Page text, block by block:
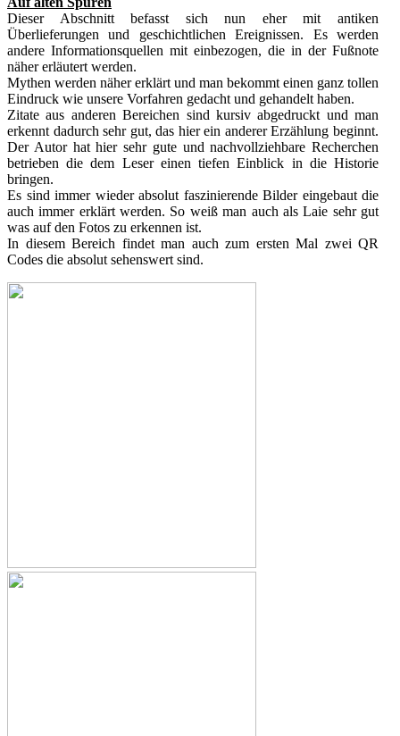
Dieser Abschnitt befasst sich nun eher mit antiken
Überlieferungen und geschichtlichen Ereignissen. Es werden
andere Informationsquellen mit einbezogen, die in der Fußnote
näher erläutert werden.
Mythen werden näher erklärt und man bekommt einen ganz tollen
Eindruck wie unsere Vorfahren gedacht und gehandelt haben.
Zitate aus anderen Bereichen sind kursiv abgedruckt und man
erkennt dadurch sehr gut, das hier ein anderer Erzählung beginnt.
Der Autor hat hier sehr gute und nachvollziehbare Recherchen
betrieben die dem Leser einen tiefen Einblick in die Historie
bringen.
Es sind immer wieder absolut faszinierende Bilder eingebaut die
auch immer erklärt werden. So weiß man auch als Laie sehr gut
was auf den Fotos zu erkennen ist.
In diesem Bereich findet man auch zum ersten Mal zwei QR
Codes die absolut sehenswert sind.